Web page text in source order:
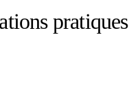
pratiques